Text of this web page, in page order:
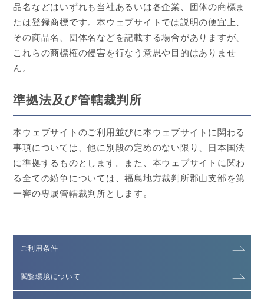
品名などはいずれも当社あるいは各企業、団体の商標ま
たは登録商標です。本ウェブサイトでは説明の便宜上、
その商品名、団体名などを記載する場合がありますが、
これらの商標権の侵害を行なう意思や目的はありませ
ん。
準拠法及び管轄裁判所
本ウェブサイトのご利用並びに本ウェブサイトに関わる
事項については、他に別段の定めのない限り、日本国法
に準拠するものとします。また、本ウェブサイトに関わ
る全ての紛争については、福島地方裁判所郡山支部を第
一審の専属管轄裁判所とします。
ご利用条件
閲覧環境について